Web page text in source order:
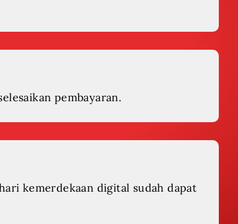
pembayaran.
kemerdekaan digital sudah dapat